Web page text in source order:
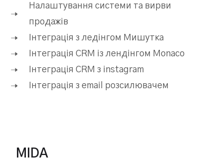
Налаштування системи та вирви
продажів
Інтеграція з ледінгом Мишутка
Інтеграція CRM із лендінгом Monaco
Інтеграція CRM з instagram
Інтеграція з email розсилювачем
MIDA